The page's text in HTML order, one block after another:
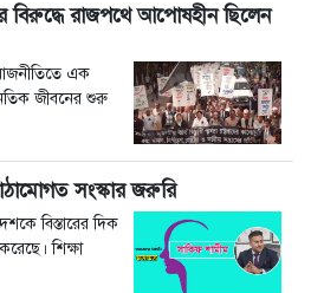
বিরুদ্ধে রাজপথে আপোষহীন ছিলেন
এক
জীবনের শুরু
সংস্কার জরুরি
বিস্তারের দিক
শিক্ষা